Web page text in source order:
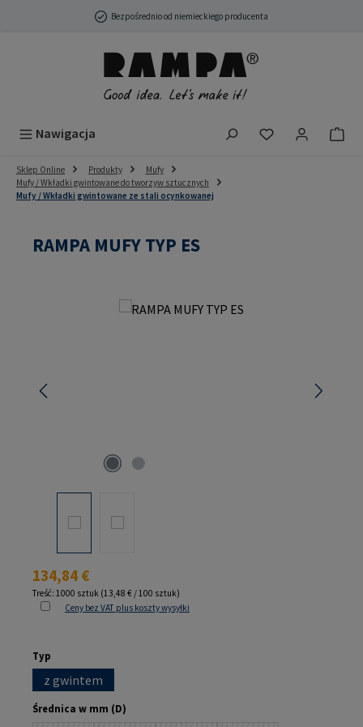
Przejdź do głównej zawartościBezpośrednio od niemieckiego producenta
Nawigacja Masz 0
Sklep Online Produkty
Mufy
Mufy / Wkładki gwintowane do tworzyw sztucznych
Mufy / Wkładki gwintowane ze stali ocynkowanej
RAMPA MUFY TYP ES
Pomiń galerię zdjęć
Cena regularna:
134,84 €
Treść: 1000 sztuk (13,48 € / 100 sztuk)
Ceny bez VAT plus koszty wysyłki
Wybierz
Typ
z gwintem
Wybierz
Średnica w mm (D)